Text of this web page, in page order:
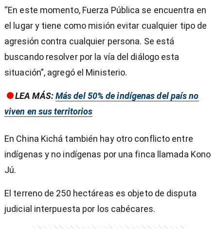
“En este momento, Fuerza Pública se encuentra en
el lugar y tiene como misión evitar cualquier tipo de
agresión contra cualquier persona. Se está
buscando resolver por la vía del diálogo esta
situación”, agregó el Ministerio.
LEA MÁS:Más del 50% de indígenas del país no
viven en sus territorios
En China Kichá también hay otro conflicto entre
indígenas y no indígenas por una finca llamada Kono
Jú.
El terreno de 250 hectáreas es objeto de disputa
judicial interpuesta por los cabécares.